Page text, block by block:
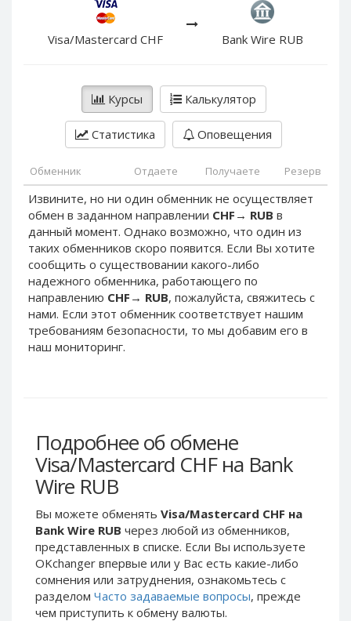
Visa/Mastercard CHF Bank Wire RUB
Курсы Калькулятор
Статистика Оповещения
Обменник Отдаете Получаете Резерв
Извините, но ни один обменник не осуществляет
обмен в заданном направлении CHF → RUB в
данный момент. Однако возможно, что один из
таких обменников скоро появится. Если Вы хотите
сообщить о существовании какого-либо
надежного обменника, работающего по
направлению CHF → RUB, пожалуйста, свяжитесь с
нами. Если этот обменник соответствует нашим
требованиям безопасности, то мы добавим его в
наш мониторинг.
Подробнее об обмене
Visa/Mastercard CHF на Bank
Wire RUB
Вы можете обменять Visa/Mastercard CHF на
Bank Wire RUB через любой из обменников,
представленных в списке. Если Вы используете
OKchanger впервые или у Вас есть какие-либо
сомнения или затруднения, ознакомьтесь с
разделом Часто задаваемые вопросы, прежде
чем приступить к обмену валюты.
PayPal HKD
PayPal NZD
PayPal NOK
PayPal PLN
PayPal SEK
PayPal CHF
PayPal MYR
Webmoney WMZ
Webmoney WMR
Webmoney WME
Webmoney WMU
Webmoney WMK
Skril EUR
Skril INR
Skril PLN
Skril GBP
Skril AUD
Skril NOK
Skril SEK
Paxum USD
PayPal DKK
PayPal HKD
PayPal NZD
PayPal NOK
PayPal PLN
PayPal SEK
PayPal CHF
PayPal MYR
Webmoney WMZ
Webmoney WMR
Webmoney WME
Webmoney WMU
Webmoney WMK
Skril EUR
Skril INR
Skril GBP
Skril AUD
Skril NOK
Skril SEK
Paxum USD